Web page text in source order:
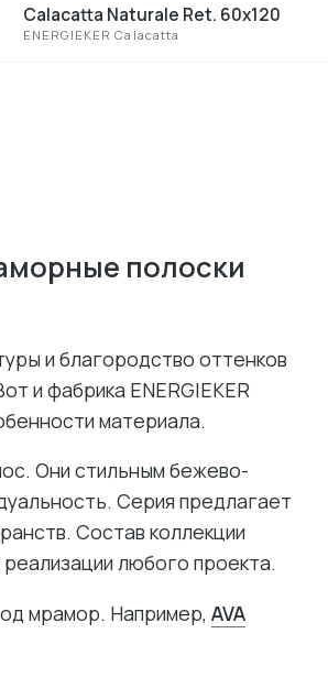
Calacatta Naturale Ret. 60x120
ENERGIEKER Calacatta
полоски
и благородство оттенков
и фабрика ENERGIEKER
материала.
Они стильным бежево-
Серия предлагает
Состав коллекции
любого проекта.
мрамор. Например, AVA